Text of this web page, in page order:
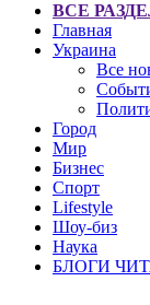
ВСЕ
Главная
Украина
Все
Город
Мир
Бизнес
Спорт
Lifestyle
Шоу-биз
Наука
БЛОГИ